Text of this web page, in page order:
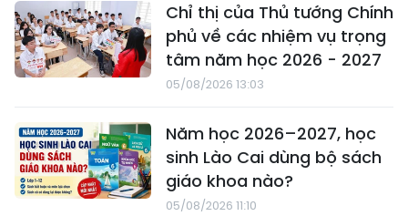
Chỉ thị của Thủ tướng Chính
phủ về các nhiệm vụ trọng
tâm năm học 2026 - 2027
05/08/2026 13:03
Năm học 2026–2027, học
sinh Lào Cai dùng bộ sách
giáo khoa nào?
05/08/2026 11:10